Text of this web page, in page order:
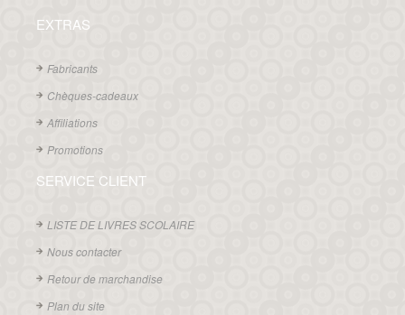
EXTRAS
Fabricants
Chèques-cadeaux
Affiliations
Promotions
SERVICE CLIENT
LISTE DE LIVRES SCOLAIRE
Nous contacter
Retour de marchandise
Plan du site